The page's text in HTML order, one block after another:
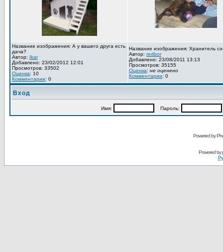
Название изображения: А у вашего друга есть
дача?
Автор: Ikar
Добавлено: 23/02/2012 12:01
Просмотров: 33502
Оценка: 10
Комментарии: 0
Название изображения: Хранитель
Автор: redbor
Добавлено: 23/08/2011 13:13
Просмотров: 35155
Оценка: не оценено
Комментарии: 0
Вход
Имя: Пароль:
Powered by
Powered by